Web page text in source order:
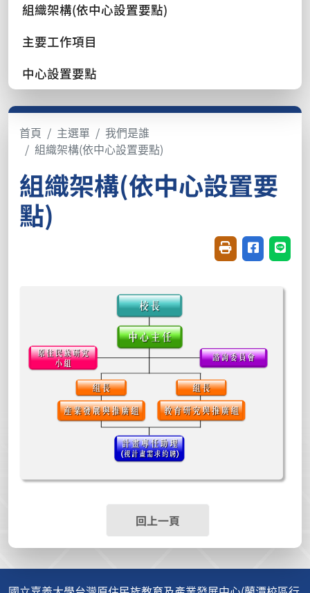
組織架構(依中心設置要點)
主要工作項目
中心設置要點
首頁 主選單
我們是誰
組織架構(依中心設置要點)
組織架構(依中心設置要
點)
友善列印(開新視
分享至臉書
分享
回上一頁